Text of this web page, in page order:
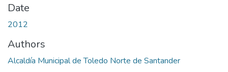
Date
2012
Authors
Alcaldía Municipal de Toledo Norte de Santander